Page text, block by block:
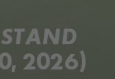
2026)